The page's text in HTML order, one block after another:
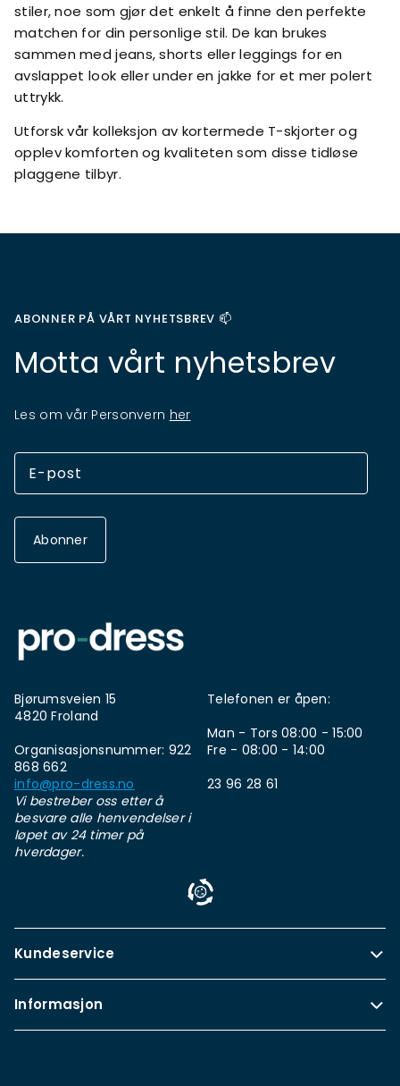
stiler, noe som gjør det enkelt å finne den perfekte
matchen for din personlige stil. De kan brukes
sammen med jeans, shorts eller leggings for en
avslappet look eller under en jakke for et mer polert
uttrykk.
Utforsk vår kolleksjon av kortermede T-skjorter og
opplev komforten og kvaliteten som disse tidløse
plaggene tilbyr.
ABONNER PÅ VÅRT NYHETSBREV 📫
Motta vårt nyhetsbrev
Les om vår Personvern her
Abonner
Bjørumsveien 15
4820 Froland
Organisasjonsnummer: 922
868 662
info@pro-dress.no
Vi bestreber oss etter å
besvare alle henvendelser i
løpet av 24 timer på
hverdager.
Telefonen er åpen:
Man - Tors 08:00 - 15:00
Fre - 08:00 - 14:00
23 96 28 61
Kundeservice
Informasjon